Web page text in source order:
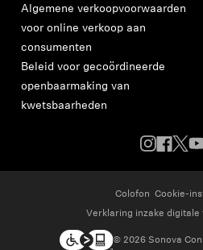
Algemene verkoopvoorwaarden
voor online verkoop aan
consumenten
Beleid voor gecoördineerde
openbaarmaking van
kwetsbaarheden
Colofon Cookie-
Verklaring inzake digitale
© 2026 Sonova